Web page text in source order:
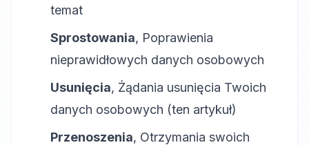
temat
Sprostowania, Poprawienia
nieprawidłowych danych osobowych
Usunięcia, Żądania usunięcia Twoich
danych osobowych (ten artykuł)
Przenoszenia, Otrzymania swoich